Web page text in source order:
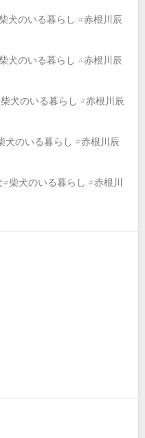
犬のいる暮らし #赤根川辰
犬のいる暮らし #赤根川辰
犬のいる暮らし #赤根川辰
犬のいる暮らし #赤根川辰
柴犬のいる暮らし #赤根川